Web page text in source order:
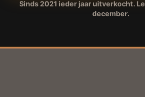
Sinds 2021 ieder jaar uitverkocht.
december.